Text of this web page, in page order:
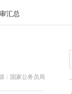
汇总
：国家公务员局